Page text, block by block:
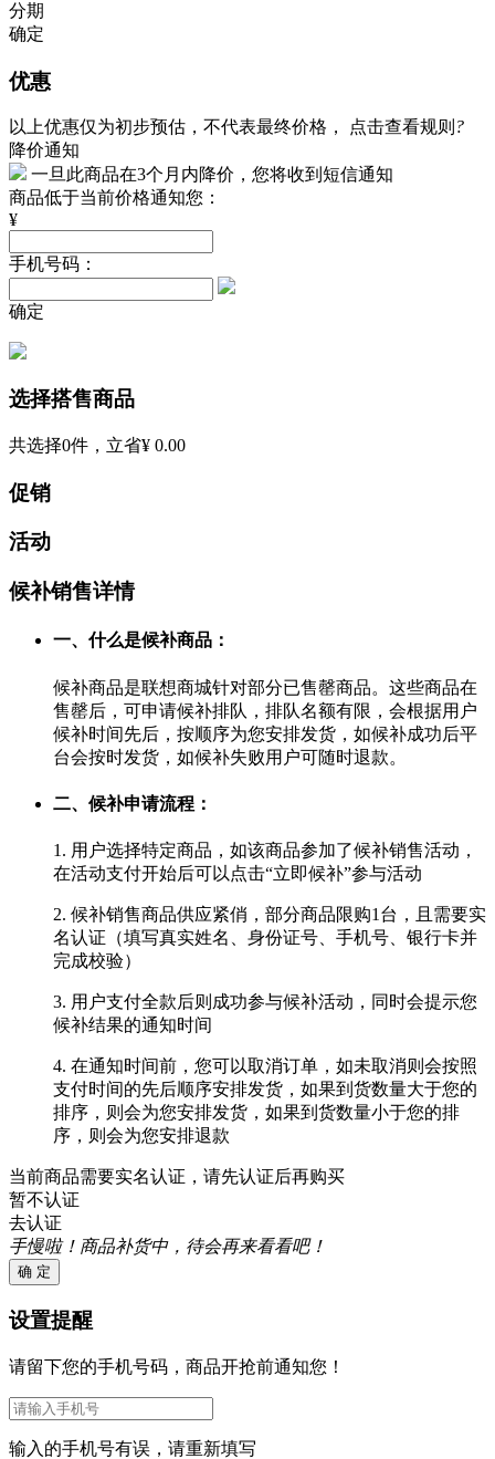
分期
确定
优惠
以上优惠仅为初步预估，不代表最终价格， 点击查看规则 ?
降价通知
一旦此商品在3个月内降价，您将收到短信通知
商品低于当前价格通知您：
¥
手机号码：
确定
选择搭售商品
共选择0件，立省¥ 0.00
促销
活动
候补销售详情
一、什么是候补商品：
候补商品是联想商城针对部分已售罄商品。这些商品在
售罄后，可申请候补排队，排队名额有限，会根据用户
候补时间先后，按顺序为您安排发货，如候补成功后平
台会按时发货，如候补失败用户可随时退款。
二、候补申请流程：
1. 用户选择特定商品，如该商品参加了候补销售活动，
在活动支付开始后可以点击“立即候补”参与活动
2. 候补销售商品供应紧俏，部分商品限购1台，且需要实
名认证（填写真实姓名、身份证号、手机号、银行卡并
完成校验）
3. 用户支付全款后则成功参与候补活动，同时会提示您
候补结果的通知时间
4. 在通知时间前，您可以取消订单，如未取消则会按照
支付时间的先后顺序安排发货，如果到货数量大于您的
排序，则会为您安排发货，如果到货数量小于您的排
序，则会为您安排退款
当前商品需要实名认证，请先认证后再购买
暂不认证
去认证
手慢啦！商品补货中，待会再来看看吧！
确 定
设置提醒
请留下您的手机号码，商品开抢前通知您！
输入的手机号有误，请重新填写